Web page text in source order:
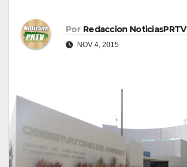
Por Redaccion NoticiasPRTV
NOV 4, 2015